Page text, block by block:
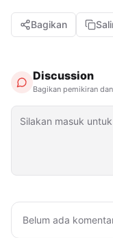
Bagikan
Discussion
Bagikan pemikiran
Belum ada